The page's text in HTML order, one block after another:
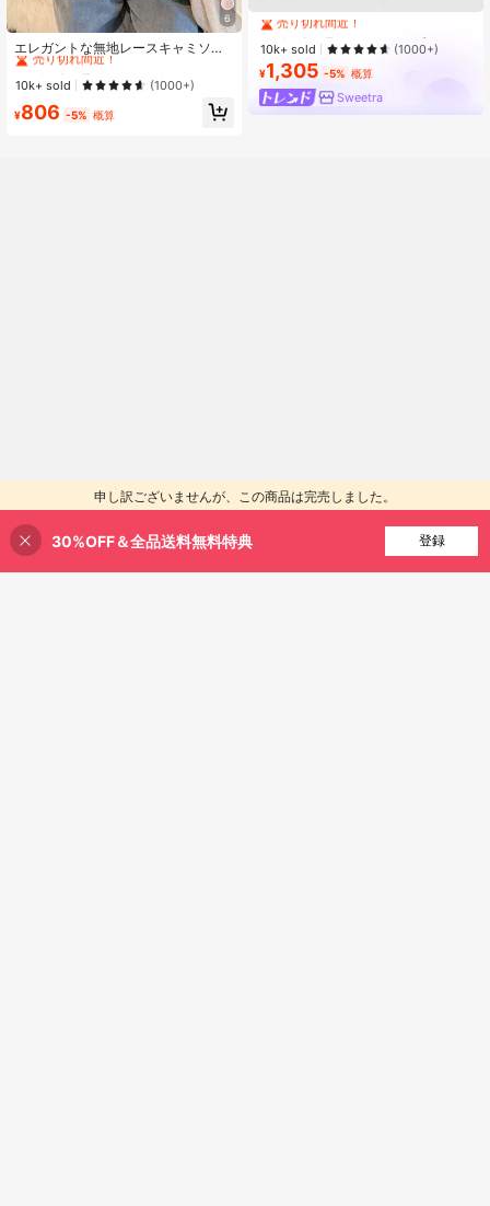
6
エレガントな無地レースキャミソー
ル カジュアル ブラック 夏、デート
ナイト
#2 ベストセラー
に エレガント ノースリーブキャミソール
売り切れ間近！
#2 ベストセラー
売り切れ間近！
#2 ベストセラー
売り切れ間近！
#2 ベストセラー
に エレガント ノースリーブキャミソール
売り切れ間近！
10k+ sold (1000+)
¥806 -5% 概算
売り切れ間近！
#1 ベストセラー
売り切れ間近！
#1 ベストセラー
売り切れ間近！
#1 ベストセラー
売り切れ間近！
10k+ sold (1000+)
¥1,305 -5% 概算
Sweetra
申し訳ございませんが、この商品は完売しました。
類似商品を探す
30%OFF＆全品送料無料特典 登録